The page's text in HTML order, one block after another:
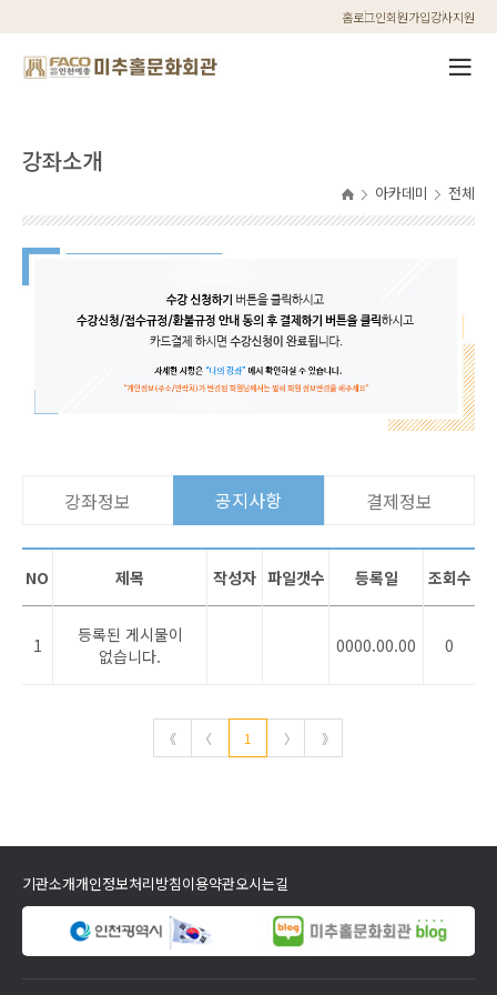
홈로그인회원가입강사지원
강좌소개
아카데미 전체
강좌정보 공지사항 결제정보
NO 제목 작성자 파일갯수 등록일 조회수
1
등록된 게시물이
없습니다.
0000.00.00 0
《 〈 1 〉 》
기관소개개인정보처리방침이용약관오시는길